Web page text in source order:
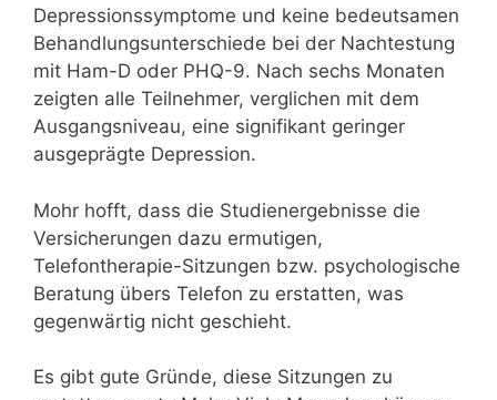
Depressionssymptome und keine bedeutsamen
Behandlungsunterschiede bei der Nachtestung
mit Ham-D oder PHQ-9. Nach sechs Monaten
zeigten alle Teilnehmer, verglichen mit dem
Ausgangsniveau, eine signifikant geringer
ausgeprägte Depression.
Mohr hofft, dass die Studienergebnisse die
Versicherungen dazu ermutigen,
Telefontherapie-Sitzungen bzw. psychologische
Beratung übers Telefon zu erstatten, was
gegenwärtig nicht geschieht.
Es gibt gute Gründe, diese Sitzungen zu